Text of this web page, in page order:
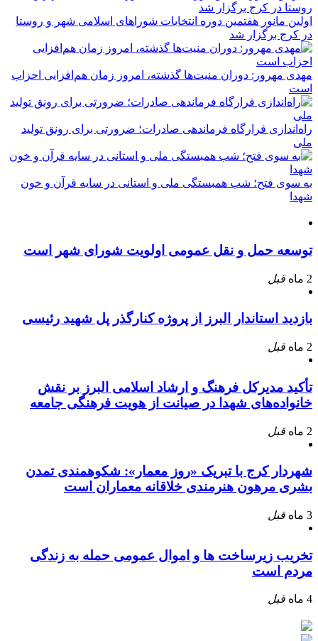
اولین مانور هفتمین دوره انتخابات شوراهای اسلامی شهر و روستا
در کرج برگزار شد
مهدی مهرور: دوران منیت‌ها گذشته، امروز زمان هم‌افزایی احزاب
است
راه‌اندازی قرارگاه فرماندهی صادرات؛ ضرورتی برای رونق تولید
ملی
به سوی فتح؛ شب همبستگی ملی و استانی در سایه قرآن و خون
شهدا
توسعه حمل و نقل عمومی اولویت شورای شهر است
2 ماه قبل
بازدید استاندار البرز از پروژه کنارگذر پل شهید رئیسی
2 ماه قبل
تأکید مدیرکل فرهنگ و ارشاد اسلامی البرز بر نقش
خانواده‌های شهدا در صیانت از هویت فرهنگی جامعه
2 ماه قبل
شهردار کرج با تبریک «روز معمار»: شکوهمندی تمدن
بشری مرهون هنرمندی خلاقانه معماران است
3 ماه قبل
تخریب زیرساخت ها و اموال عمومی حمله به زندگی
مردم است
4 ماه قبل